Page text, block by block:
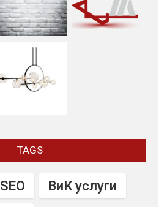
TAGS
SEO
ВиК услуги